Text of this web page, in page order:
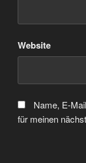
Website
Name, E-
für meinen